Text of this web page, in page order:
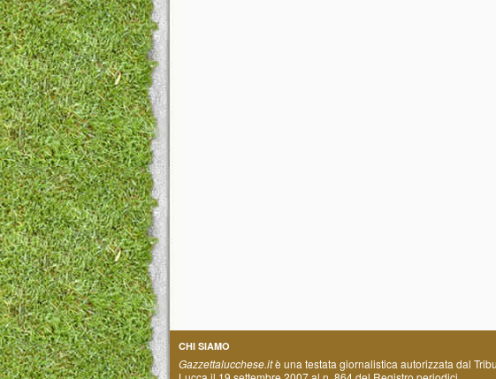
CHI SIAMO
Gazzettalucchese.itè una testata giornalistica autorizzata dal